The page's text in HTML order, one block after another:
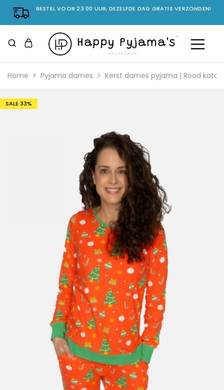
BESTEL VOOR 23.00 UUR, DEZELFDE DAG GRATIS VERZONDEN!
Home Pyjama dames Kerst dames pyjama | Rood
SALE 33%